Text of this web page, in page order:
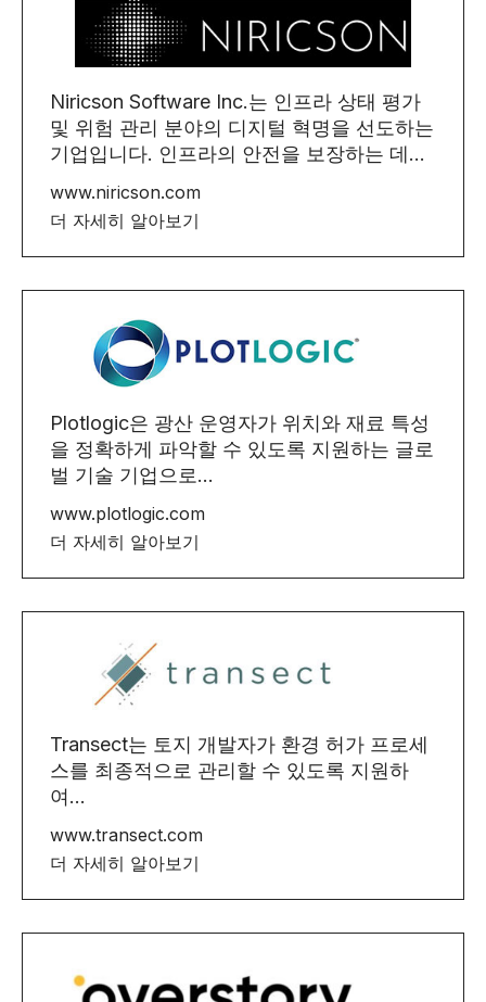
Niricson Software Inc.는 인프라 상태 평가
및 위험 관리 분야의 디지털 혁명을 선도하는
기업입니다. 인프라의 안전을 보장하는 데...
www.niricson.com
더 자세히 알아보기
Plotlogic은 광산 운영자가 위치와 재료 특성
을 정확하게 파악할 수 있도록 지원하는 글로
벌 기술 기업으로...
www.plotlogic.com
더 자세히 알아보기
Transect는 토지 개발자가 환경 허가 프로세
스를 최종적으로 관리할 수 있도록 지원하
여...
www.transect.com
더 자세히 알아보기